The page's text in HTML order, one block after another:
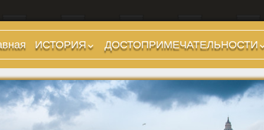
ИСТОРИЯ
Предыстория
Царский период
(753-509 гг до н.э.)
Ранняя Республика
(509-265 гг до н.э.)
ДОСТОПРИМЕЧАТЕЛЬНОСТИ
Холмы и остров.
Районы
Форумы, Площади,
Дороги
Стадионы, Термы